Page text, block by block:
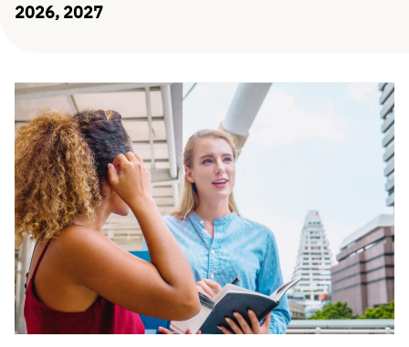
2026, 2027